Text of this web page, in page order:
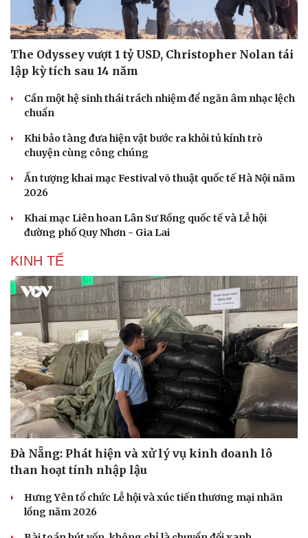
Sân khấu - Điện ảnh
Văn học
Âm nhạc
Nghệ sĩ
Sao Việt
The Odyssey vượt 1 tỷ USD, Christopher Nolan tái
lập kỳ tích sau 14 năm
Cần một hệ sinh thái trách nhiệm để ngăn âm nhạc lệch
chuẩn
Khi bảo tàng đưa hiện vật bước ra khỏi tủ kính trò
chuyện cùng công chúng
Ấn tượng khai mạc Festival võ thuật quốc tế Hà Nội năm
2026
Khai mạc Liên hoan Lân Sư Rồng quốc tế và Lễ hội
đường phố Quy Nhơn - Gia Lai
KINH TẾ
Đà Nẵng: Phát hiện và xử lý vụ kinh doanh lô
than hoạt tính nhập lậu
Hưng Yên tổ chức Lễ hội và xúc tiến thương mại nhãn
lồng năm 2026